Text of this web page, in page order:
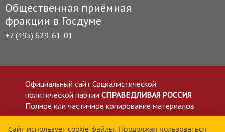
Общественная приёмная
фракции в Госдуме
+7 (495) 629-61-01
Официальный сайт Социалистической
политической партии СПРАВЕДЛИВАЯ РОССИЯ
Полное или частичное копирование материалов
приветствуется со ссылкой на сайт spravedlivo.ru
Политика в отношении обработки персональных
Сайт использует cookie-файлы. Продолжая пользоваться